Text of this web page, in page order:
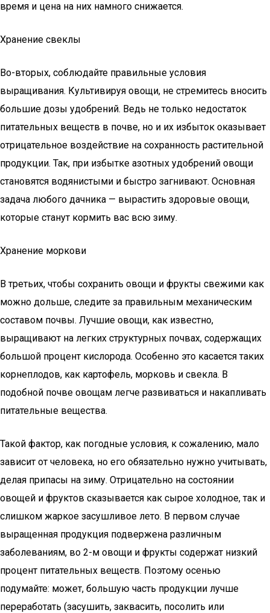
время и цена на них намного снижается.
Хранение свеклы
Во-вторых, соблюдайте правильные условия
выращивания. Культивируя овощи, не стремитесь вносить
большие дозы удобрений. Ведь не только недостаток
питательных веществ в почве, но и их избыток оказывает
отрицательное воздействие на сохранность растительной
продукции. Так, при избытке азотных удобрений овощи
становятся водянистыми и быстро загнивают. Основная
задача любого дачника — вырастить здоровые овощи,
которые станут кормить вас всю зиму.
Хранение моркови
В третьих, чтобы сохранить овощи и фрукты свежими как
можно дольше, следите за правильным механическим
составом почвы. Лучшие овощи, как известно,
выращивают на легких структурных почвах, содержащих
большой процент кислорода. Особенно это касается таких
корнеплодов, как картофель, морковь и свекла. В
подобной почве овощам легче развиваться и накапливать
питательные вещества.
Такой фактор, как погодные условия, к сожалению, мало
зависит от человека, но его обязательно нужно учитывать,
делая припасы на зиму. Отрицательно на состоянии
овощей и фруктов сказывается как сырое холодное, так и
слишком жаркое засушливое лето. В первом случае
выращенная продукция подвержена различным
заболеваниям, во 2-м овощи и фрукты содержат низкий
процент питательных веществ. Поэтому осенью
подумайте: может, большую часть продукции лучше
переработать (засушить, заквасить, посолить или